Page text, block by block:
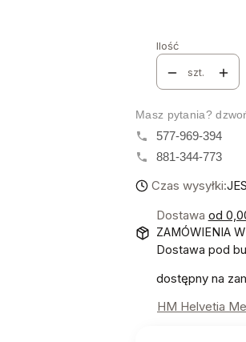
Poszczególne
Ilość
szt.
Masz pytania?
577-969-394
881-344-773
Czas wysyłki:
Dostawa od
ZAMÓWIENIA
Dostawa pod
dostępny na
HM Helvetia